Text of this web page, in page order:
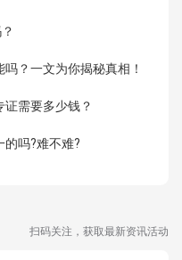
？一文为你揭秘真相！
需要多少钱？
吗?难不难?
扫码关注，获取最新资讯活动